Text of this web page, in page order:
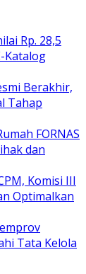
Rp. 28,5
Katalog
Berakhir,
Tahap
FORNAS
dan
Komisi III
Optimalkan
Tata Kelola